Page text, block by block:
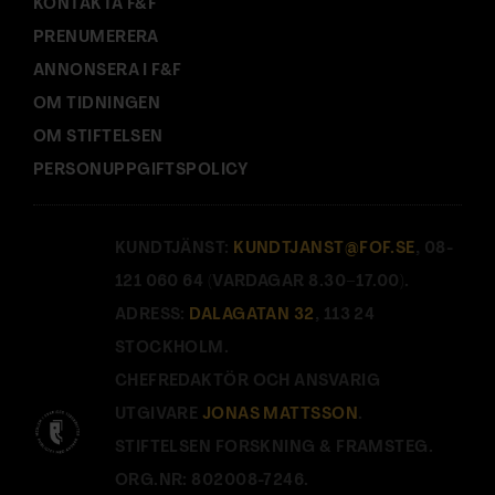
KONTAKTA F&F
PRENUMERERA
ANNONSERA I F&F
OM TIDNINGEN
OM STIFTELSEN
PERSONUPPGIFTSPOLICY
KUNDTJÄNST: KUNDTJANST@FOF.SE , 08-
121 060 64 (VARDAGAR 8.30–17.00).
ADRESS: DALAGATAN 32 , 113 24
STOCKHOLM.
CHEFREDAKTÖR OCH ANSVARIG
UTGIVARE JONAS MATTSSON .
STIFTELSEN FORSKNING & FRAMSTEG.
ORG.NR: 802008-7246.